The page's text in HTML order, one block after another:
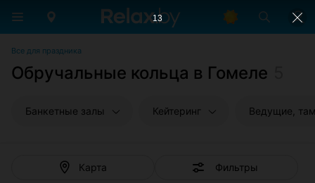
Все для праздника
Обручальные кольца в Гомеле
Банкетные залы Кейтеринг Ведущие,
Карта Фильтры
13